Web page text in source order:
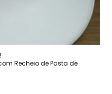
Recheio de Pasta de